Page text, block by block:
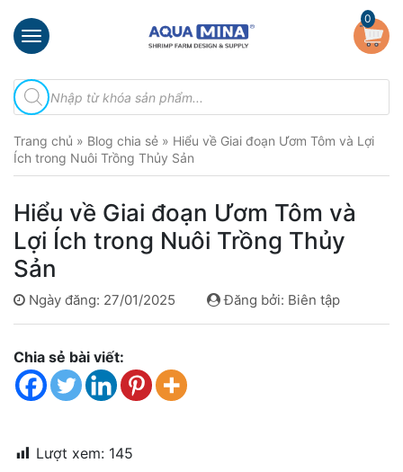
×
chủ
thiệu
Sản
phẩm
Đầu
Phun
Vi
Bọt
Khí
Ventek
Hướng
dẫn
lắp
Quy
0
Tìm
kiếm
sản
Trang chủ » Blog chia sẻ » Hiểu về Giai đoạn Ươm Tôm và Lợi
Ích trong Nuôi Trồng Thủy Sản
Hiểu về Giai đoạn Ươm Tôm và
Lợi Ích trong Nuôi Trồng Thủy
Sản
Ngày đăng: 27/01/2025 Đăng bởi: Biên tập
Chia sẻ bài viết:
Lượt xem: 145